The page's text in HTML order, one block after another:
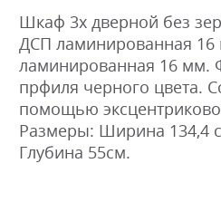
Шкаф 3х дверной без
ДСП ламинированная
ламинированная 16 мм.
прфиля черного цвета.
помощью
Размеры: Ширина 134,4
Глубина 55см.